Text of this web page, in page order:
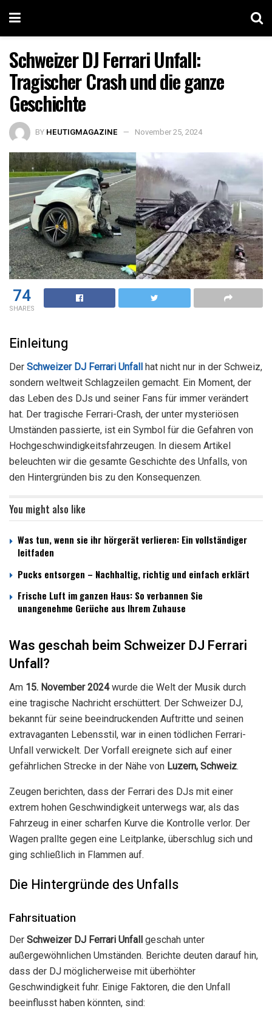
Schweizer DJ Ferrari Unfall:
Tragischer Crash und die ganze
Geschichte
BY HEUTIGMAGAZINE November 25, 2024
74
SHARES
Einleitung
Der Schweizer DJ Ferrari Unfall
hat nicht nur in der Schweiz,
sondern weltweit Schlagzeilen gemacht. Ein Moment, der
das Leben des DJs und seiner Fans für immer verändert
hat. Der tragische Ferrari-Crash, der unter mysteriösen
Umständen passierte, ist ein Symbol für die Gefahren von
Hochgeschwindigkeitsfahrzeugen. In diesem Artikel
beleuchten wir die gesamte Geschichte des Unfalls, von
den Hintergründen bis zu den Konsequenzen.
You might also like
Was tun, wenn sie ihr hörgerät verlieren: Ein vollständiger
leitfaden
Pucks entsorgen – Nachhaltig, richtig und einfach erklärt
Frische Luft im ganzen Haus: So verbannen Sie
unangenehme Gerüche aus Ihrem Zuhause
Was geschah beim Schweizer DJ Ferrari
Unfall?
Am 15. November 2024wurde die Welt der Musik durch
eine tragische Nachricht erschüttert. Der Schweizer DJ,
bekannt für seine beeindruckenden Auftritte und seinen
extravaganten Lebensstil, war in einen tödlichen Ferrari-
Unfall verwickelt. Der Vorfall ereignete sich auf einer
gefährlichen Strecke in der Nähe von Luzern, Schweiz.
Zeugen berichten, dass der Ferrari des DJs mit einer
extrem hohen Geschwindigkeit unterwegs war, als das
Fahrzeug in einer scharfen Kurve die Kontrolle verlor. Der
Wagen prallte gegen eine Leitplanke, überschlug sich und
ging schließlich in Flammen auf.
Die Hintergründe des Unfalls
Fahrsituation
Der Schweizer DJ Ferrari Unfall
geschah unter
außergewöhnlichen Umständen. Berichte deuten darauf hin,
dass der DJ möglicherweise mit überhöhter
Geschwindigkeit fuhr. Einige Faktoren, die den Unfall
beeinflusst haben könnten, sind: